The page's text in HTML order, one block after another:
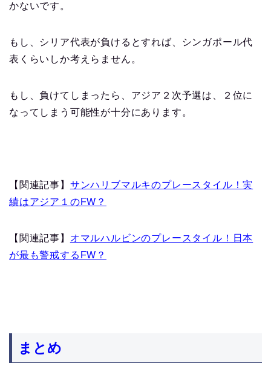
かないです。
もし、シリア代表が負けるとすれば、シンガポール代
表くらいしか考えらません。
もし、負けてしまったら、アジア２次予選は、２位に
なってしまう可能性が十分にあります。
【関連記事】 サンハリブマルキのプレースタイル！実
績はアジア１のFW？
【関連記事】 オマルハルビンのプレースタイル！日本
が最も警戒するFW？
まとめ